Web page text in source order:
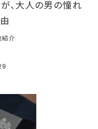
、大人の男の憧れ
紹介